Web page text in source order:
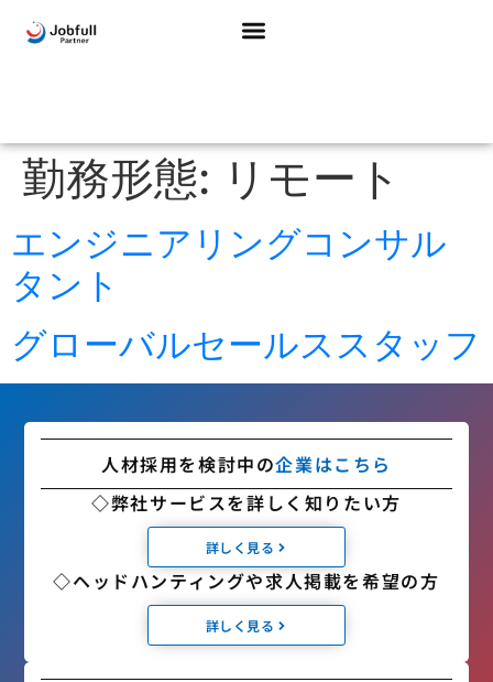
勤務形態: リモート
エンジニアリングコンサル
タント
グローバルセールススタッフ
人材採用を検討中の企業はこちら
◇弊社サービスを詳しく知りたい方
詳しく見る
◇ヘッドハンティングや求人掲載を希望の方
詳しく見る